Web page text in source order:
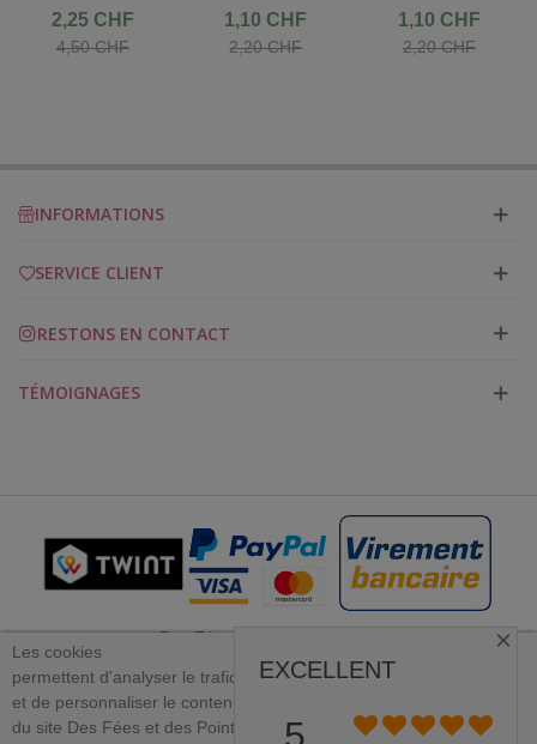
Bronze antique
2,25 CHF
4,50 CHF
1,10 CHF
2,20 CHF
1,10 CHF
2,20 CHF
INFORMATIONS
SERVICE CLIENT
RESTONS EN CONTACT
TÉMOIGNAGES
Des Fées et des Points 2023
Les cookies
permettent d'analyser le trafic
et de personnaliser le contenu
du site Des Fées et des Points.
PLUS D'INFORMATION
×
EXCELLENT